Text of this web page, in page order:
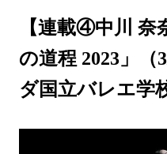
【連載④中川 奈
の道程 2023」（
ダ国立バレエ学